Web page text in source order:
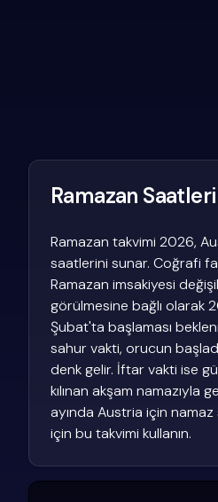
Ramazan
Ramazan takvimi 2026,
saatlerini sunar. Coğrafi
Ramazan imsakiyesi
görülmesine bağlı olarak
Şubat'ta başlaması
sahur vakti, orucun
denk gelir. İftar vakti ise
kılınan akşam namazıyla
ayında Austria için
için bu takvimi kullanın.